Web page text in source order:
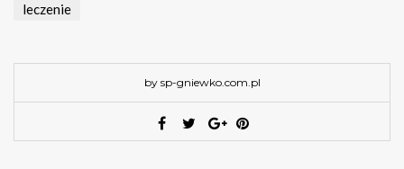
leczenie
by sp-gniewko.com.pl